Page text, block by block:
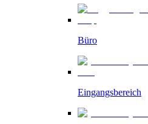
Büro
Eingangsbereich